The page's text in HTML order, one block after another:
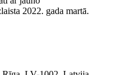
2022. gada martā.